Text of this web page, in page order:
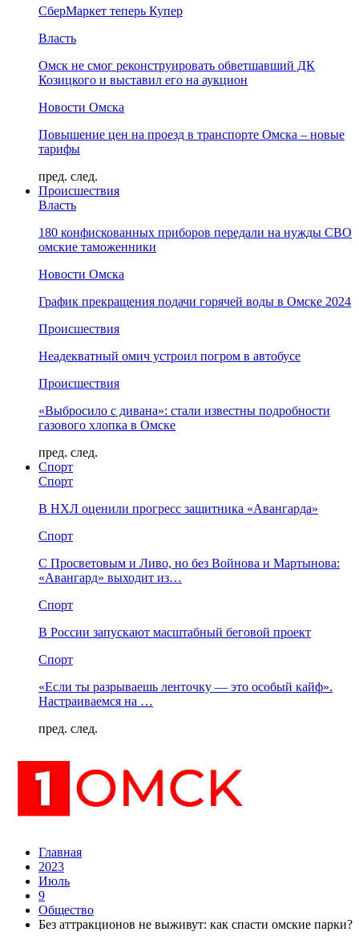
СберМаркет теперь Купер
Власть
Омск не смог реконструировать обветшавший ДК
Козицкого и выставил его на аукцион
Новости Омска
Повышение цен на проезд в транспорте Омска – новые
тарифы
пред. след.
Происшествия
Власть
180 конфискованных приборов передали на нужды СВО
омские таможенники
Новости Омска
График прекращения подачи горячей воды в Омске 2024
Происшествия
Неадекватный омич устроил погром в автобусе
Происшествия
«Выбросило с дивана»: стали известны подробности
газового хлопка в Омске
пред. след.
Спорт
Спорт
В НХЛ оценили прогресс защитника «Авангарда»
Спорт
С Просветовым и Ливо, но без Войнова и Мартынова:
«Авангард» выходит из…
Спорт
В России запускают масштабный беговой проект
Спорт
«Если ты разрываешь ленточку — это особый кайф».
Настраиваемся на …
пред. след.
Главная
2023
Июль
9
Общество
Без аттракционов не выживут: как спасти омские парки?